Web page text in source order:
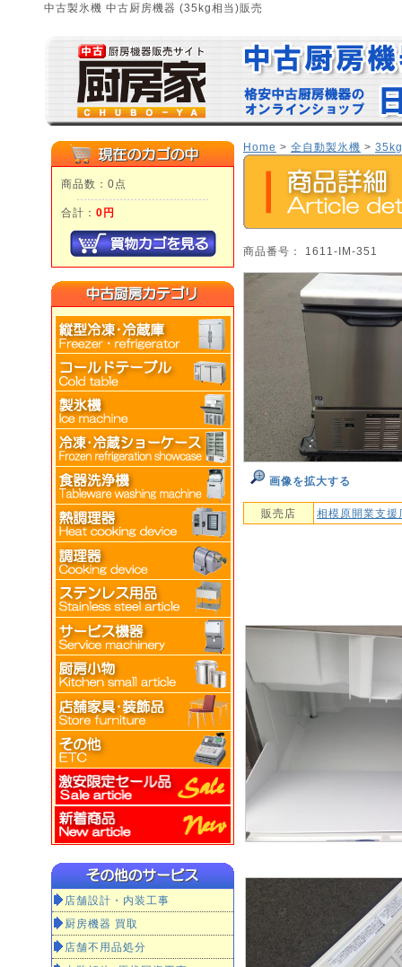
中古製氷機 中古厨房機器 (35kg相当)販売
商品数：0点
合計： 0円
店舗設計・内装工事
厨房機器 買取
店舗不用品処分
Home > 全自動製氷機 >
商品番号： 1611-IM-351
画像を拡大する
販売店 相模原開業支援